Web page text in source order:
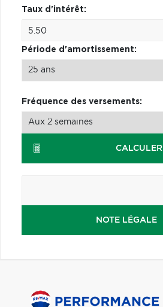
Taux d'intérêt:
Période d'amortissement:
Fréquence des versements:
CALCULER
NOTE LÉGALE